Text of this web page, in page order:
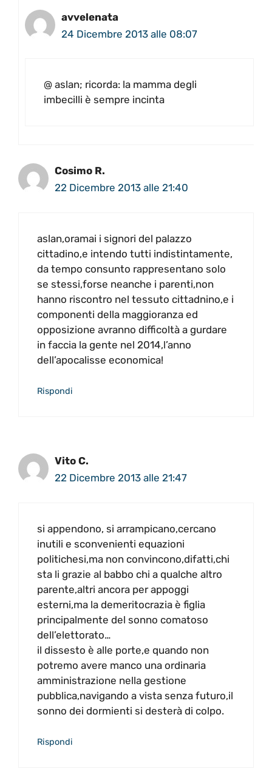
avvelenata
24 Dicembre 2013 alle 08:07
@ aslan; ricorda: la mamma degli
imbecilli è sempre incinta
Cosimo R.
22 Dicembre 2013 alle 21:40
aslan,oramai i signori del palazzo
cittadino,e intendo tutti indistintamente,
da tempo consunto rappresentano solo
se stessi,forse neanche i parenti,non
hanno riscontro nel tessuto cittadnino,e i
componenti della maggioranza ed
opposizione avranno difficoltà a gurdare
in faccia la gente nel 2014,l’anno
dell’apocalisse economica!
Rispondi
Vito C.
22 Dicembre 2013 alle 21:47
si appendono, si arrampicano,cercano
inutili e sconvenienti equazioni
politichesi,ma non convincono,difatti,chi
sta li grazie al babbo chi a qualche altro
parente,altri ancora per appoggi
esterni,ma la demeritocrazia è figlia
principalmente del sonno comatoso
dell’elettorato…
il dissesto è alle porte,e quando non
potremo avere manco una ordinaria
amministrazione nella gestione
pubblica,navigando a vista senza futuro,il
sonno dei dormienti si desterà di colpo.
Rispondi